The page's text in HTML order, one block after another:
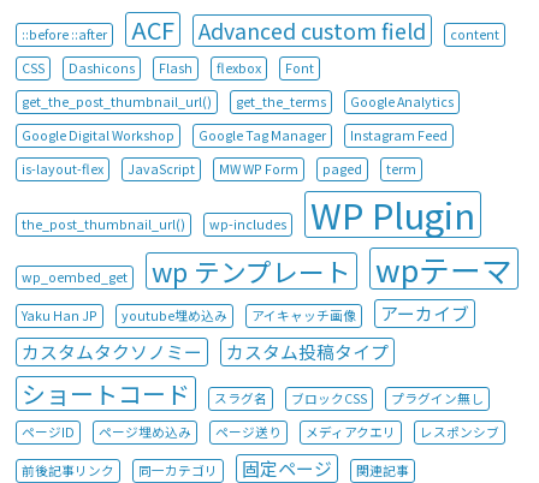
::before ::after ACF Advanced custom field
content
CSS
Dashicons Flash flexbox
Font
get_the_post_thumbnail_url()
get_the_terms
Google Analytics
Google Digital Workshop
Google Tag Manager
Instagram Feed
is-layout-flex
JavaScript MW WP Form paged term
the_post_thumbnail_url() wp-includes WP Plugin
wp_oembed_get wp テンプレート wpテーマ
Yaku Han JP youtube埋め込み アイキャッチ画像
アーカイブ
カスタムタクソノミー
カスタム投稿タイプ
ショートコード スラグ名 ブロックCSS
プラグイン無し
ページID
ページ埋め込み ページ送り メディアクエリ レスポンシブ
前後記事リンク 同一カテゴリ 固定ページ 関連記事